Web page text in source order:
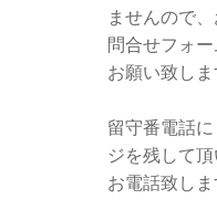
ませんので
問合せフォー
お願い致しま
留守番電話
ジを残して
お電話致しま